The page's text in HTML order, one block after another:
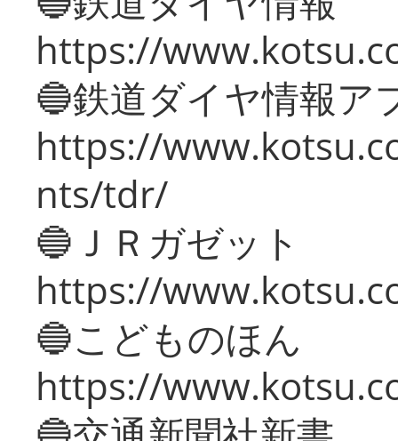
https://
🔵鉄道ダイヤ情報ア
https://
nts/tdr/
🔵ＪＲガゼット
https://
🔵こどものほん
https://